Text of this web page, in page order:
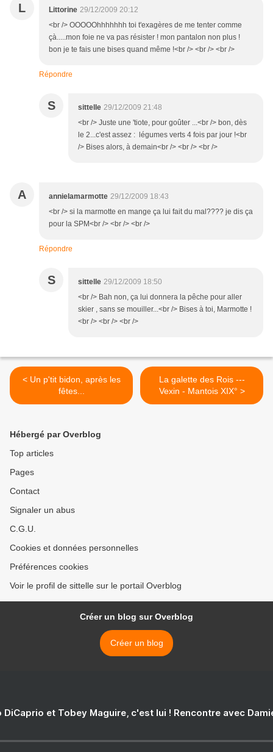
L Littorine 29/12/2009 20:12
<br /> OOOOOhhhhhhh toi t'exagères de me tenter comme
çà.....mon foie ne va pas résister ! mon pantalon non plus !
bon je te fais une bises quand même !<br /> <br /> <br />
Répondre
S sittelle 29/12/2009 21:48
<br /> Juste une 'tiote, pour goûter ...<br /> bon, dès
le 2...c'est assez : légumes verts 4 fois par jour !<br
/> Bises alors, à demain<br /> <br /> <br />
A annielamarmotte 29/12/2009 18:43
<br /> si la marmotte en mange ça lui fait du mal???? je dis ça
pour la SPM<br /> <br /> <br />
Répondre
S sittelle 29/12/2009 18:50
<br /> Bah non, ça lui donnera la pêche pour aller
skier , sans se mouiller...<br /> Bises à toi, Marmotte !
<br /> <br /> <br />
< Un p'tit bidon, après les
fêtes...
La galette des Rois ---
Vexin - Mantois XIX° >
Hébergé par Overblog
Top articles
Pages
Contact
Signaler un abus
C.G.U.
Cookies et données personnelles
Préférences cookies
Voir le profil de sittelle sur le portail Overblog
Créer un blog sur Overblog
Créer un blog
DiCaprio et Tobey Maguire, c'est lui ! Rencontre avec